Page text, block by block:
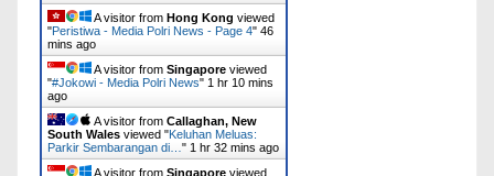
A visitor from Hong Kong viewed
"Peristiwa - Media Polri News - Page 4" 46
mins ago
A visitor from Singapore viewed
"#Jokowi - Media Polri News" 1 hr 10 mins
ago
A visitor from Callaghan, New
South Wales viewed "Keluhan Meluas:
Parkir Sembarangan di… " 1 hr 32 mins ago
A visitor from Singapore viewed